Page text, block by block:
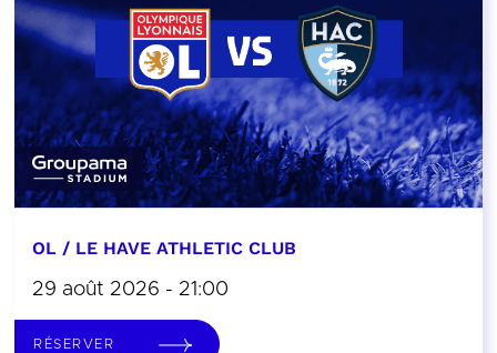
OL / LE HAVE ATHLETIC CLUB
29 août 2026 - 21:00
RÉSERVER